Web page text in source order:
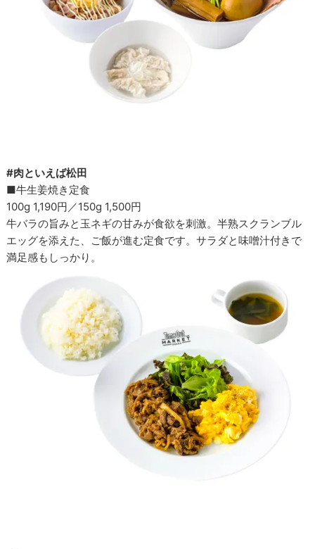
#肉といえば松田
■牛生姜焼き定食
100g 1,190円／150g 1,500円
牛バラの旨みと玉ネギの甘みが食欲を刺激。半熟スクランブル
エッグを添えた、ご飯が進む定食です。サラダと味噌汁付きで
満足感もしっかり。